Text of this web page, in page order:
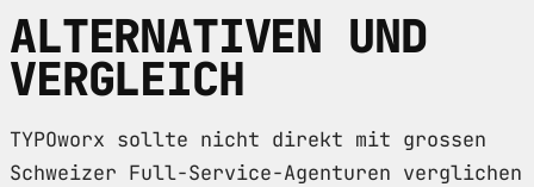
ALTERNATIVEN UND
VERGLEICH
TYPOworx sollte nicht direkt mit grossen
Schweizer Full-Service-Agenturen verglichen